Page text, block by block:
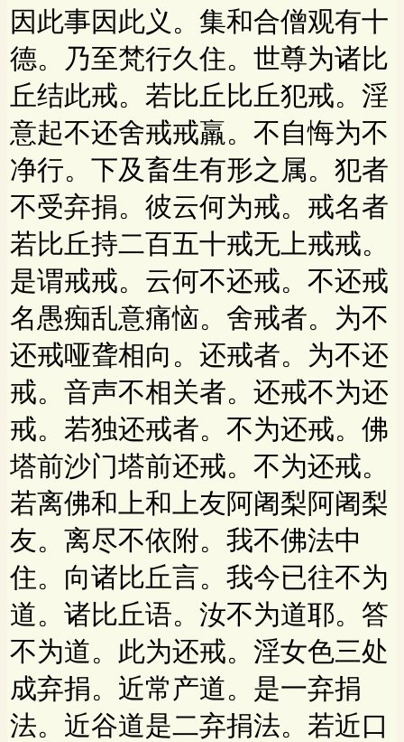
因此事因此义。集和合僧观有十
德。乃至梵行久住。世尊为诸比
丘结此戒。若比丘比丘犯戒。淫
意起不还舍戒戒羸。不自悔为不
净行。下及畜生有形之属。犯者
不受弃捐。彼云何为戒。戒名者
若比丘持二百五十戒无上戒戒。
是谓戒戒。云何不还戒。不还戒
名愚痴乱意痛恼。舍戒者。为不
还戒哑聋相向。还戒者。为不还
戒。音声不相关者。还戒不为还
戒。若独还戒者。不为还戒。佛
塔前沙门塔前还戒。不为还戒。
若离佛和上和上友阿阇梨阿阇梨
友。离尽不依附。我不佛法中
住。向诸比丘言。我今已往不为
道。诸比丘语。汝不为道耶。答
不为道。此为还戒。淫女色三处
成弃捐。近常产道。是一弃捐
法。近谷道是二弃捐法。若近口